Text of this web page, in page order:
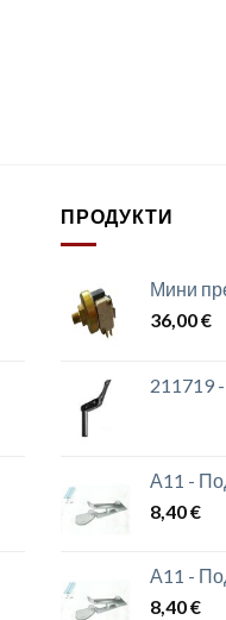
ПРОДУКТИ
Мини
36,00€
211719
А11 -
8,40€
А11 -
8,40€